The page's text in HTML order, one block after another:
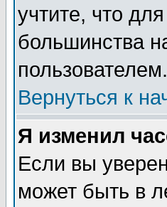
учтите, что
большинства
пользователем.
Вернуться к
Я изменил
Если вы
может быть в